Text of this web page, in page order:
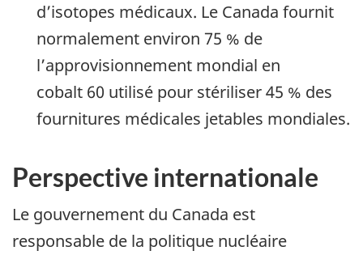
d’isotopes médicaux. Le Canada fournit
normalement environ 75 % de
l’approvisionnement mondial en
cobalt 60 utilisé pour stériliser 45 % des
fournitures médicales jetables mondiales.
Perspective internationale
Le gouvernement du Canada est
responsable de la politique nucléaire